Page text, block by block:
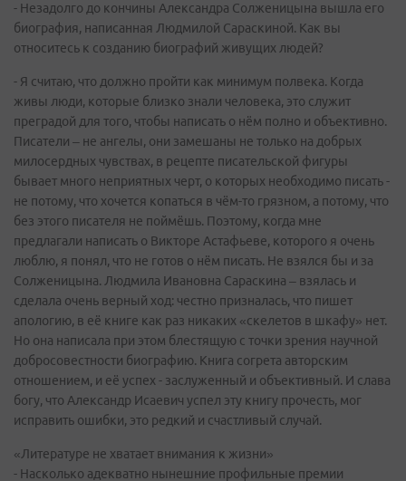
- Незадолго до кончины Александра Солженицына вышла его
биография, написанная Людмилой Сараскиной. Как вы
относитесь к созданию биографий живущих людей?
- Я считаю, что должно пройти как минимум полвека. Когда
живы люди, которые близко знали человека, это служит
преградой для того, чтобы написать о нём полно и объективно.
Писатели – не ангелы, они замешаны не только на добрых
милосердных чувствах, в рецепте писательской фигуры
бывает много неприятных черт, о которых необходимо писать -
не потому, что хочется копаться в чём-то грязном, а потому, что
без этого писателя не поймёшь. Поэтому, когда мне
предлагали написать о Викторе Астафьеве, которого я очень
люблю, я понял, что не готов о нём писать. Не взялся бы и за
Солженицына. Людмила Ивановна Сараскина – взялась и
сделала очень верный ход: честно призналась, что пишет
апологию, в её книге как раз никаких «скелетов в шкафу» нет.
Но она написала при этом блестящую с точки зрения научной
добросовестности биографию. Книга согрета авторским
отношением, и её успех - заслуженный и объективный. И слава
богу, что Александр Исаевич успел эту книгу прочесть, мог
исправить ошибки, это редкий и счастливый случай.
«Литературе не хватает внимания к жизни»
- Насколько адекватно нынешние профильные премии